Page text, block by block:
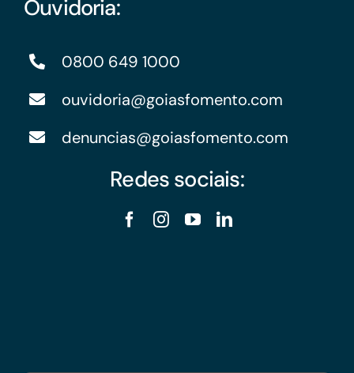
Ouvidoria:
0800 649 1000
ouvidoria@goiasfomento.com
denuncias@goiasfomento.com
Redes sociais: